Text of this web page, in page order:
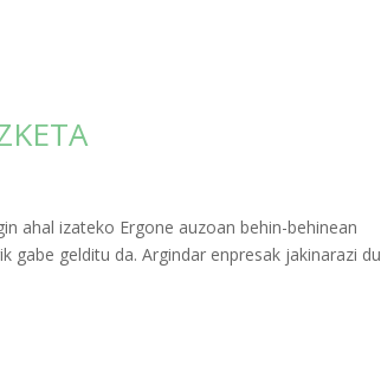
ahal izateko Ergone auzoan behin-behinean
gelditu da. Argindar enpresak jakinarazi du